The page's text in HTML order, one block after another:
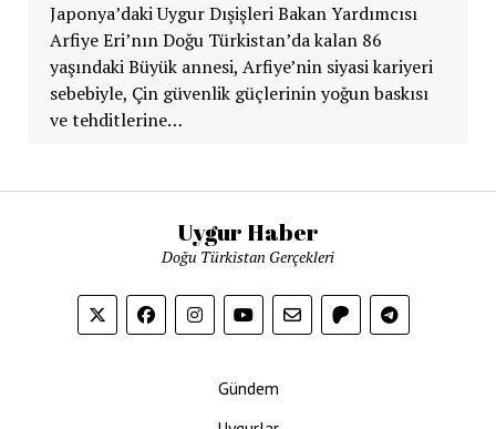
Japonya’daki Uygur Dışişleri Bakan Yardımcısı
Arfiye Eri’nın Doğu Türkistan’da kalan 86
yaşındaki Büyük annesi, Arfiye’nin siyasi kariyeri
sebebiyle, Çin güvenlik güçlerinin yoğun baskısı
ve tehditlerine…
Uygur Haber
Doğu Türkistan Gerçekleri
Gündem